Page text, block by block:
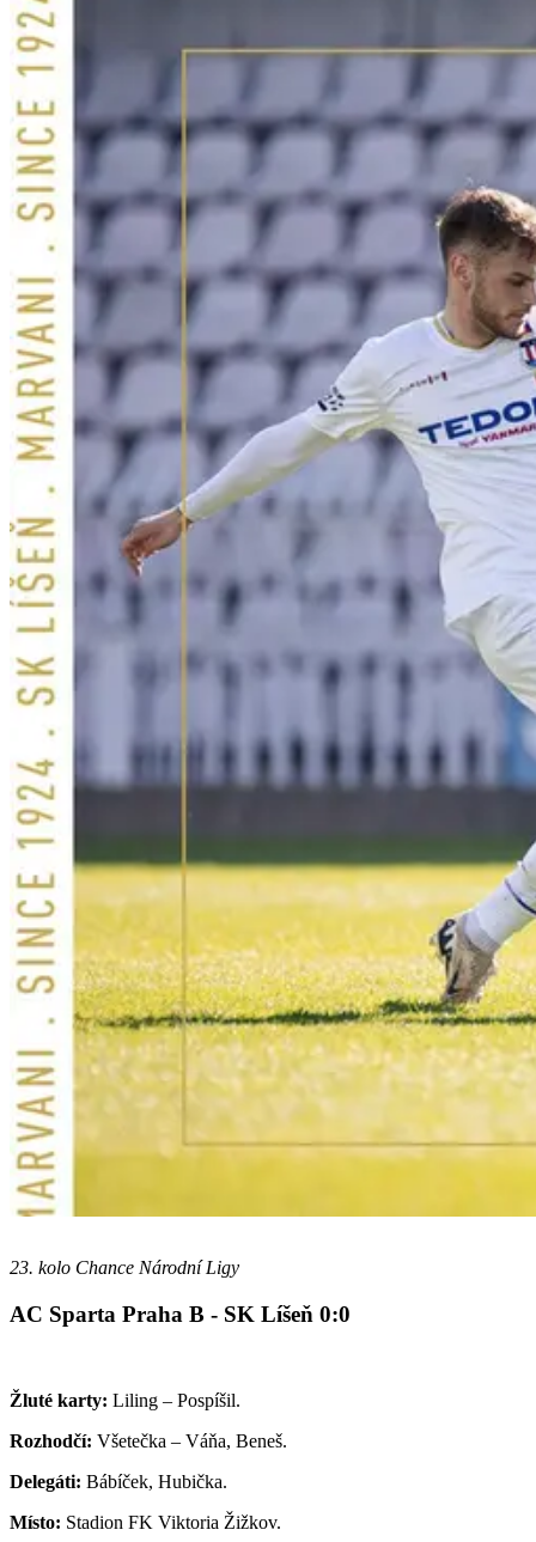
23. kolo Chance Národní Ligy
AC Sparta Praha B - SK Líšeň 0:0
Žluté karty: Liling – Pospíšil.
Rozhodčí: Všetečka – Váňa, Beneš.
Delegáti: Bábíček, Hubička.
Místo: Stadion FK Viktoria Žižkov.